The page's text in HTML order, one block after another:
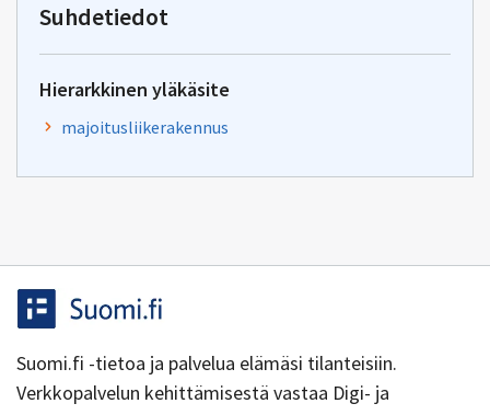
Suhdetiedot
Hierarkkinen yläkäsite
majoitusliikerakennus
Suomi.fi -tietoa ja palvelua elämäsi tilanteisiin.
Verkkopalvelun kehittämisestä vastaa Digi- ja